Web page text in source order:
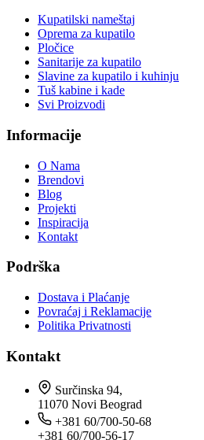
Kupatilski nameštaj
Oprema za kupatilo
Pločice
Sanitarije za kupatilo
Slavine za kupatilo i kuhinju
Tuš kabine i kade
Svi Proizvodi
Informacije
O Nama
Brendovi
Blog
Projekti
Inspiracija
Kontakt
Podrška
Dostava i Plaćanje
Povraćaj i Reklamacije
Politika Privatnosti
Kontakt
Surčinska 94,
11070 Novi Beograd
+381 60/700-50-68
+381 60/700-56-17